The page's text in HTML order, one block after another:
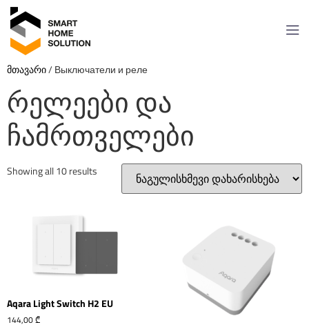
მთავარი/ Выключатели и реле
რელეები და
ჩამრთველები
Showing all 10 results
Aqara Light Switch H2 EU
144,00₾